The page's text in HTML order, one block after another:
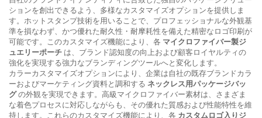
ションを創出できるよう、多様なカスタマイズオプションを提供しま
す。ホットスタンプ技術を用いることで、プロフェッショナルな外観基
準を損なわず、かつ優れた耐久性・耐摩耗性を備えた精密なロゴ印刷が
可能です。このカスタマイズ機能により、各 マイクロファイバー製ジ
ュエリーポーチ は、ブランド認知度の向上および顧客ロイヤルティの
強化を実現する強力なブランディングツールへと変化します。
カラーカスタマイズオプションにより、企業は自社の既存ブランドカラ
ーおよびマーケティング資料と調和する ネックレス用パッケージバッ
グの外観を実現できます。高級マイクロファイバー素材は、さまざま
な着色プロセスに対応しながらも、その優れた質感および性能特性を維
持します。これらのカスタマイズ機能により、各 カスタムロゴ入りジ